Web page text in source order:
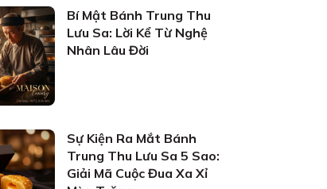
Bí Mật Bánh Trung Thu
Lưu Sa: Lời Kể Từ Nghệ
Nhân Lâu Đời
Sự Kiện Ra Mắt Bánh
Trung Thu Lưu Sa 5 Sao:
Giải Mã Cuộc Đua Xa Xỉ